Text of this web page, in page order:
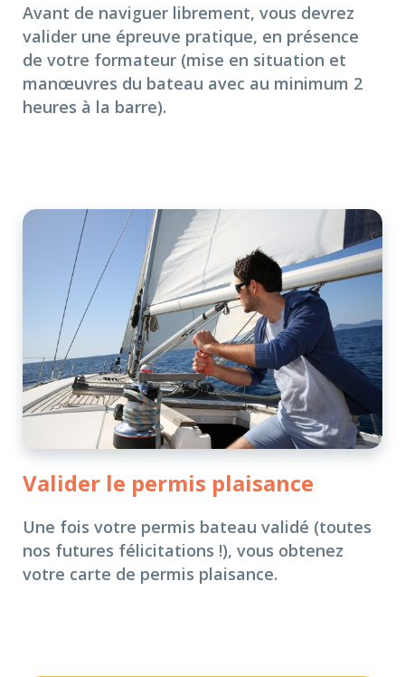
Avant de naviguer librement, vous devrez
valider une épreuve pratique, en présence
de votre formateur (mise en situation et
manœuvres du bateau avec au minimum 2
heures à la barre).
Valider le permis plaisance
Une fois votre permis bateau validé (toutes
nos futures félicitations !), vous obtenez
votre carte de permis plaisance.